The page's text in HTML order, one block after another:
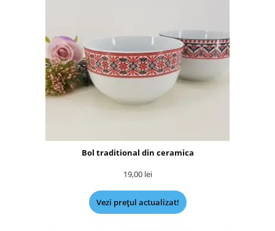
Bol traditional din ceramica
19,00 lei
Vezi prețul actualizat!